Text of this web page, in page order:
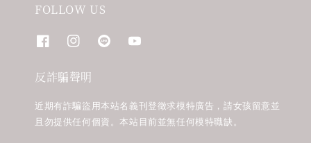
FOLLOW US
反詐騙聲明
近期有詐騙盜用本站名義刊登徵求模特廣告，請女孩留意並
且勿提供任何個資。本站目前並無任何模特職缺。